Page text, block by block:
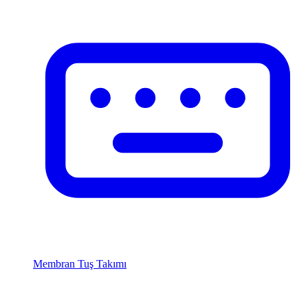
Membran Tuş Takımı